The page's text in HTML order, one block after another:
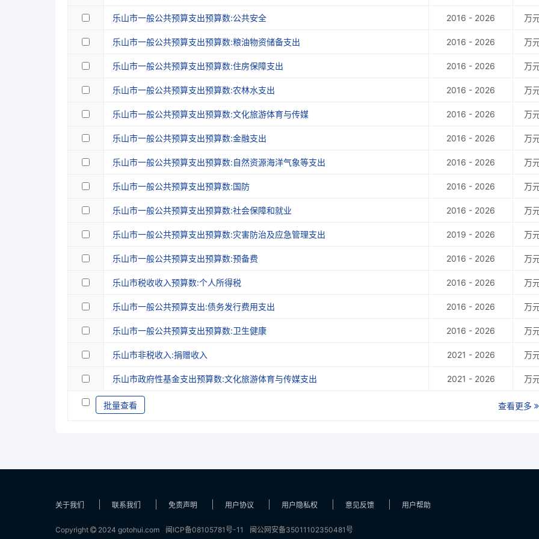
乐山市一般公共预算支出预算数:公共安全 2016 - 2026 万
乐山市一般公共预算支出预算数:粮油物资储备支出 2016 - 2026 万
乐山市一般公共预算支出预算数:住房保障支出 2016 - 2026 万
乐山市一般公共预算支出预算数:农林水支出 2016 - 2026 万
乐山市一般公共预算支出预算数:文化旅游体育与传媒 2016 - 2026 万
乐山市一般公共预算支出预算数:金融支出 2016 - 2026 万
乐山市一般公共预算支出预算数:自然资源海洋气象等支出 2016 - 2026 万
乐山市一般公共预算支出预算数:国防 2016 - 2026 万
乐山市一般公共预算支出预算数:社会保障和就业 2016 - 2026 万
乐山市一般公共预算支出预算数:灾害防治及应急管理支出 2019 - 2026 万
乐山市一般公共预算支出预算数:预备费 2016 - 2026 万
乐山市税收收入预算数:个人所得税 2016 - 2026 万
乐山市一般公共预算支出:债务发行费用支出 2016 - 2026 万
乐山市一般公共预算支出预算数:卫生健康 2016 - 2026 万
乐山市非税收入:捐赠收入 2021 - 2026 万
乐山市政府性基金支出预算数:文化旅游体育与传媒支出 2021 - 2026 万
批量查看 查看更多
关于我们 联系我们 免责声明 用户协议 用户隐私权 意见反馈 用户帮助
Copyright 2024 gotohui.com 闽ICP备08105781号-11 闽公网安备35011102350481号